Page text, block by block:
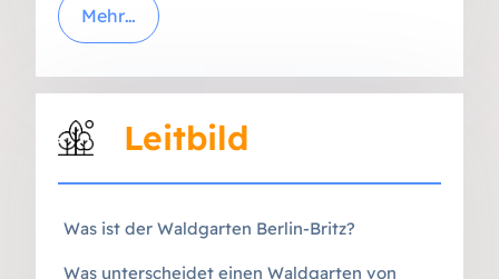
Mehr…
Leitbild
Was ist der Waldgarten Berlin-Britz?
Was unterscheidet einen Waldgarten von